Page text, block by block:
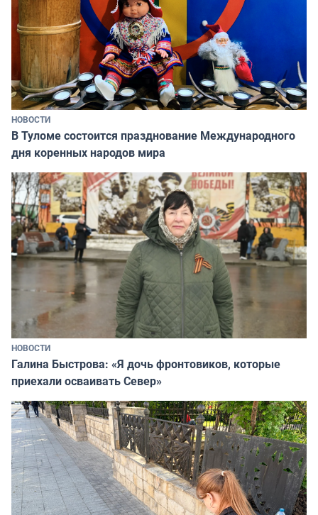
НОВОСТИ
В Туломе состоится празднование Международного
дня коренных народов мира
НОВОСТИ
Галина Быстрова: «Я дочь фронтовиков, которые
приехали осваивать Север»